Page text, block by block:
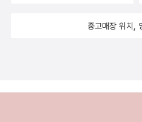
해야하는 책이 아니면 정리하는것
중고매장 위치,